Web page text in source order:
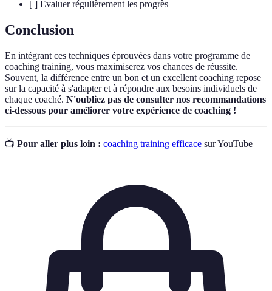
[ ] Évaluer régulièrement les progrès
Conclusion
En intégrant ces techniques éprouvées dans votre programme de
coaching training, vous maximiserez vos chances de réussite.
Souvent, la différence entre un bon et un excellent coaching repose
sur la capacité à s'adapter et à répondre aux besoins individuels de
chaque coaché. N'oubliez pas de consulter nos recommandations
ci-dessous pour améliorer votre expérience de coaching !
📺 Pour aller plus loin : coaching training efficace sur YouTube